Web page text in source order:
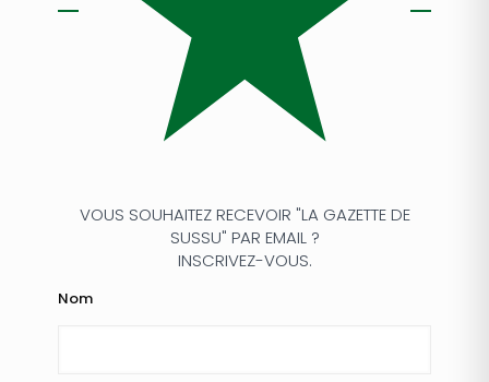
VOUS SOUHAITEZ RECEVOIR "LA GAZETTE DE
SUSSU" PAR EMAIL ?
INSCRIVEZ-VOUS.
Nom